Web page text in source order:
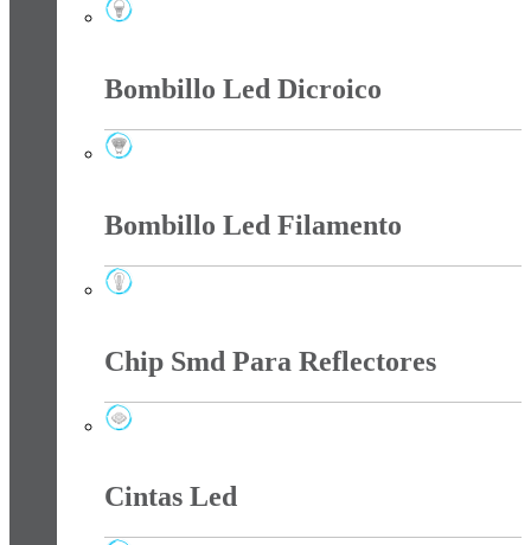
Bombillo Led Dicroico
Bombillo Led Filamento
Chip Smd Para Reflectores
Cintas Led